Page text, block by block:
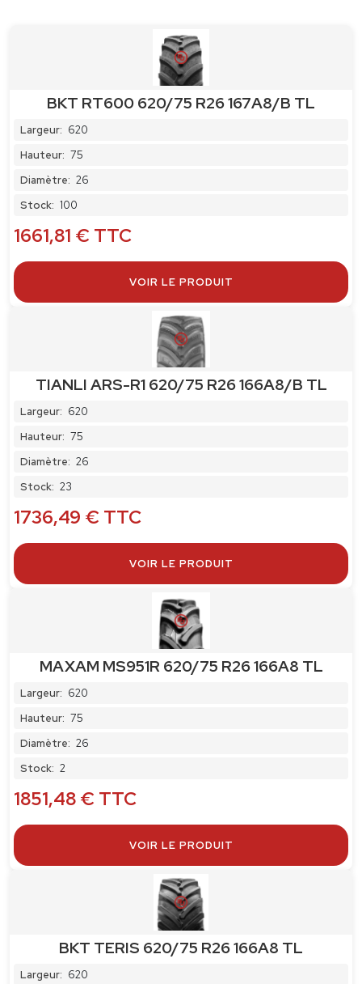
BKT RT600 620/75 R26 167A8/B TL
Largeur: 620
Hauteur: 75
Diamètre: 26
Stock: 100
1661,81 € TTC
VOIR LE PRODUIT
TIANLI ARS-R1 620/75 R26 166A8/B TL
Largeur: 620
Hauteur: 75
Diamètre: 26
Stock: 23
1736,49 € TTC
VOIR LE PRODUIT
MAXAM MS951R 620/75 R26 166A8 TL
Largeur: 620
Hauteur: 75
Diamètre: 26
Stock: 2
1851,48 € TTC
VOIR LE PRODUIT
BKT TERIS 620/75 R26 166A8 TL
Largeur: 620